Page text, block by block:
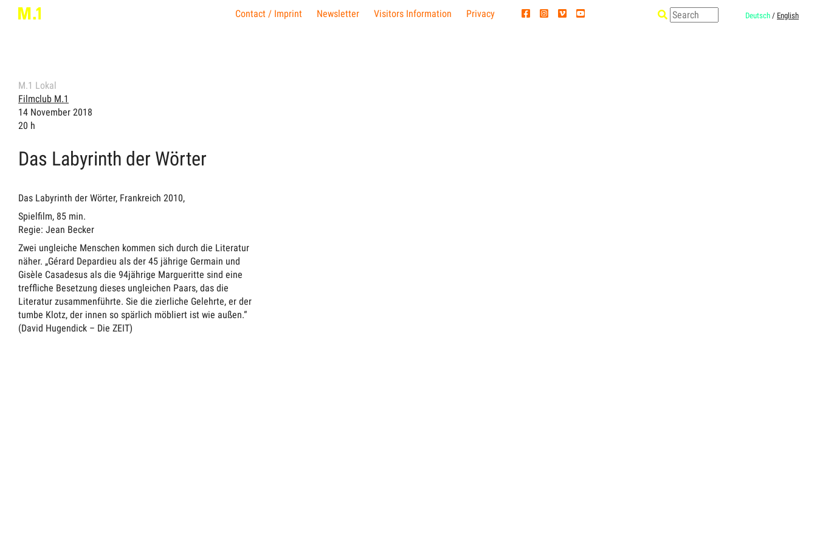
Contact / Imprint Newsletter Visitors Information Privacy Deutsch / English
M.1 Lokal
Filmclub M.1
14 November 2018
20 h
Das Labyrinth der Wörter
Das Labyrinth der Wörter, Frankreich 2010,
Spielfilm, 85 min.
Regie: Jean Becker
Zwei ungleiche Menschen kommen sich durch die Literatur
näher. „Gérard Depardieu als der 45 jährige Germain und
Gisèle Casadesus als die 94jährige Margueritte sind eine
treffliche Besetzung dieses ungleichen Paars, das die
Literatur zusammenführte. Sie die zierliche Gelehrte, er der
tumbe Klotz, der innen so spärlich möbliert ist wie außen.“
(David Hugendick – Die ZEIT)